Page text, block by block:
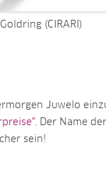
(CIRARI)
Juwelo
. Der Name
sein!